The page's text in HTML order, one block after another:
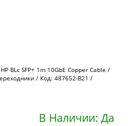
BLc SFP+ 1m 10GbE Copper Cable /
/ Код: 487652-B21 /
В Наличии: Да